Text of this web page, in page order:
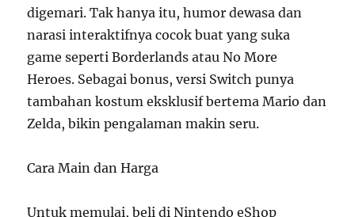
digemari. Tak hanya itu, humor dewasa dan
narasi interaktifnya cocok buat yang suka
game seperti Borderlands atau No More
Heroes. Sebagai bonus, versi Switch punya
tambahan kostum eksklusif bertema Mario dan
Zelda, bikin pengalaman makin seru.
Cara Main dan Harga
Untuk memulai, beli di Nintendo eShop